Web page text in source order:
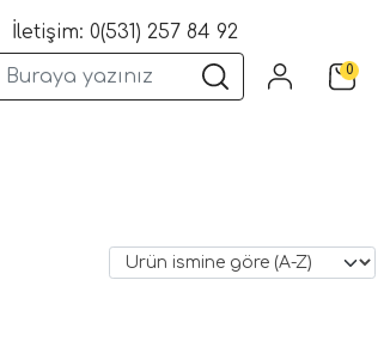
Wifi Kameralar Yangın Sistemleri
İletişim: 0(531) 257 84 92
0